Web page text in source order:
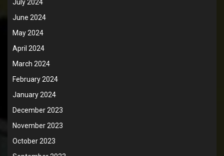
July 2024
June 2024
May 2024
April 2024
March 2024
February 2024
January 2024
December 2023
November 2023
October 2023